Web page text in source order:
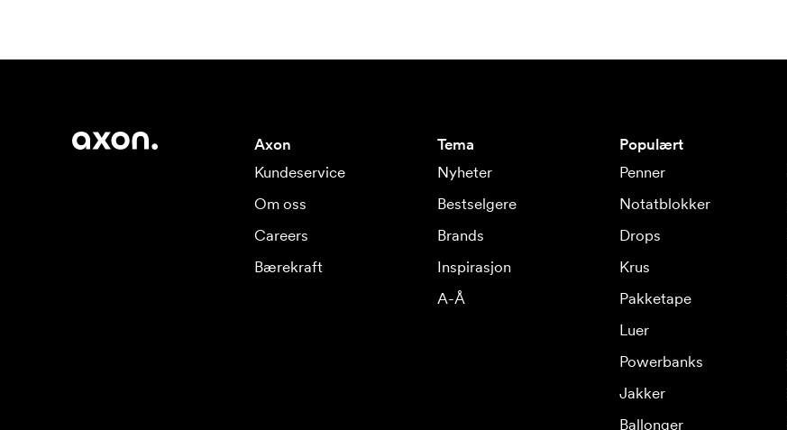
Axon
Kundeservice
Om oss
Careers
Bærekraft
Tema
Nyheter
Bestselgere
Brands
Inspirasjon
A-Å
Populært
Penner
Notatblokker
Drops
Krus
Pakketape
Luer
Powerbanks
Jakker
Ballonger